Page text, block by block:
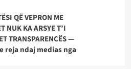
QË VEPRON ME
NUK KA ARSYE T’I
TRANSPARENCËS —
reja ndaj medias nga